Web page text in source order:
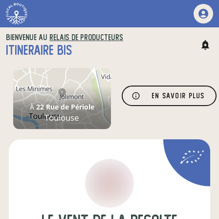
BIENVENUE AU RELAIS DE PRODUCTEURS
ITINERAIRE BIS
En savoir plus
À22 Rue de Périole
Toulouse